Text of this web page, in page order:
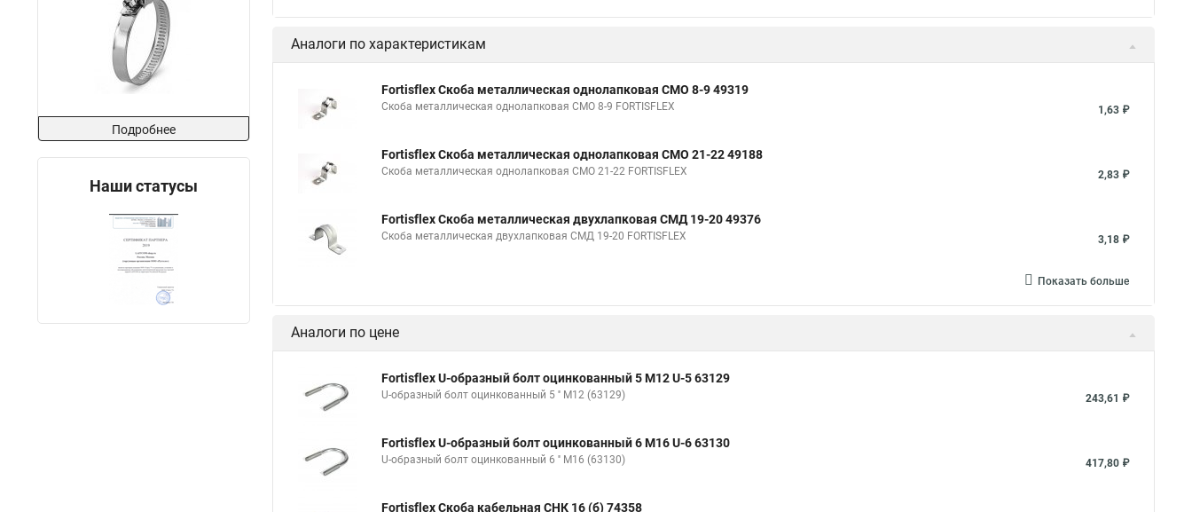
Подробнее
Наши статусы
Аналоги по характеристикам
Fortisflex Скоба металлическая однолапковая СМО 8-9 49319
Скоба металлическая однолапковая СМО 8-9 FORTISFLEX 1,63 ₽
Fortisflex Скоба металлическая однолапковая СМО 21-22 49188
Скоба металлическая однолапковая СМО 21-22 FORTISFLEX 2,83 ₽
Fortisflex Скоба металлическая двухлапковая СМД 19-20 49376
Скоба металлическая двухлапковая СМД 19-20 FORTISFLEX 3,18 ₽
Показать больше
Аналоги по цене
Fortisflex U-образный болт оцинкованный 5 М12 U-5 63129
U-образный болт оцинкованный 5 '' М12 (63129) 243,61 ₽
Fortisflex U-образный болт оцинкованный 6 М16 U-6 63130
U-образный болт оцинкованный 6 '' М16 (63130) 417,80 ₽
Fortisflex Скоба кабельная СНК 16 (б) 74358